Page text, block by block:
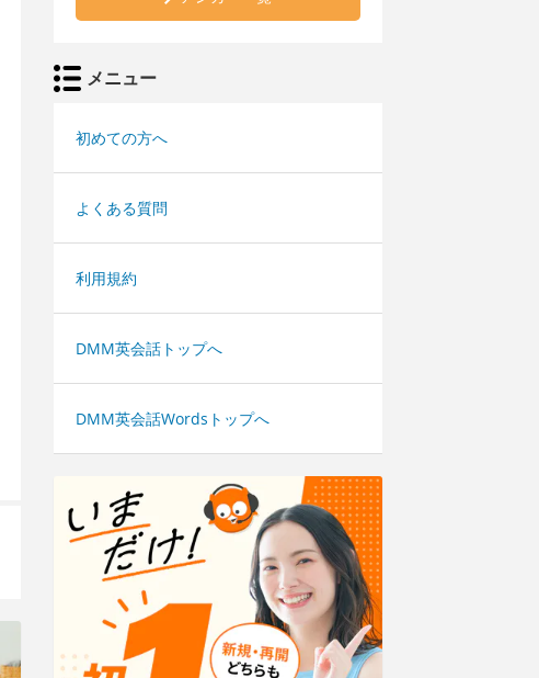
メニュー
初めての方へ
よくある質問
利用規約
DMM英会話トップへ
DMM英会話Wordsトップへ